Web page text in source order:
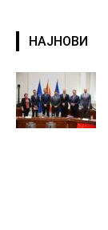
НАЈНОВИ